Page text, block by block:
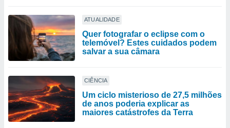
ATUALIDADE
Quer fotografar o eclipse com o
telemóvel? Estes cuidados podem
salvar a sua câmara
CIÊNCIA
Um ciclo misterioso de 27,5 milhões
de anos poderia explicar as
maiores catástrofes da Terra